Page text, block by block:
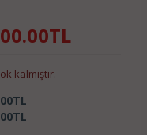
TL
kalmıştır.
TL
TL